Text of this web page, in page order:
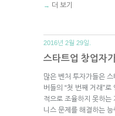
→ 더 보기
2016년 2월 29일.
스타트업 창업자
많은 벤처 투자가들은
버들의 “첫 번째 거래”
적으로 조율하지 못하는
니스 문제를 해결하는